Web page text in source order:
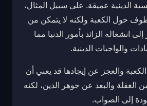
الدينية عميقة. على سبيل المثال،
حول الكعبة ولكنه لا يتمكن من
انشغاله الزائد بأمور الدنيا مما
والواجبات الدينية.
والعجز عن إيجادها قد يعني أن
الغفلة والبعد عن جوهر الدين، لكنه
إلى الصواب.